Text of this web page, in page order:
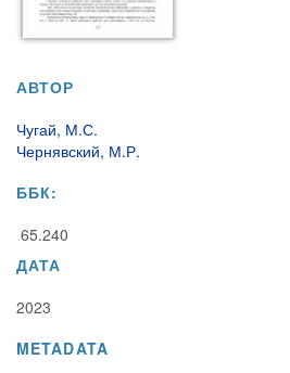
АВТОР
Чугай, М.С.
Чернявский, М.Р.
ББК:
65.240
ДАТА
2023
METADATA